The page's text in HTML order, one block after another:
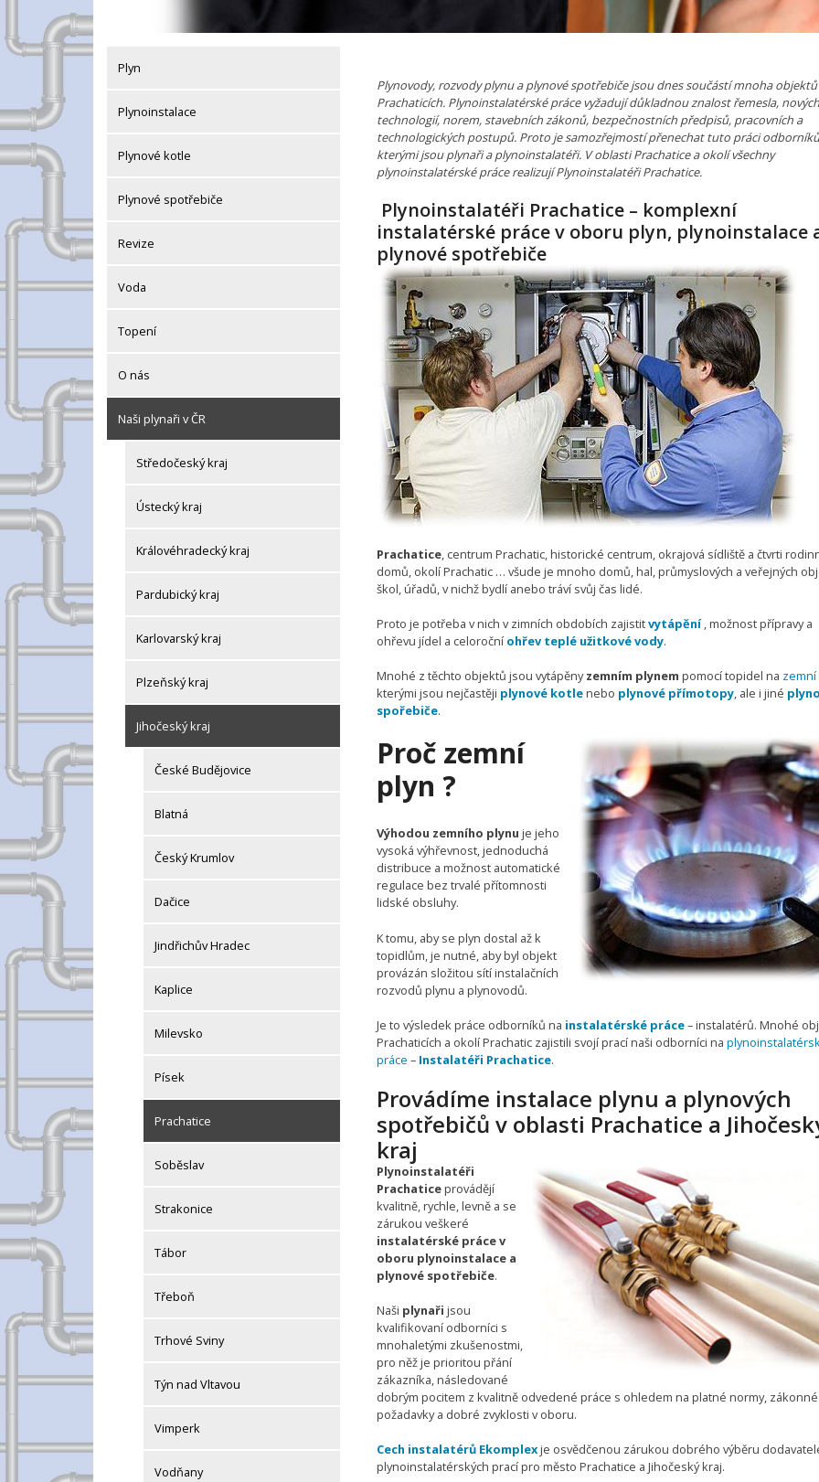
Plyn
Plynoinstalace
Plynové kotle
Plynové spotřebiče
Revize
Voda
Topení
O nás
Naši plynaři v ČR
Středočeský kraj
Ústecký kraj
Královéhradecký kraj
Pardubický kraj
Karlovarský kraj
Plzeňský kraj
Jihočeský kraj
České Budějovice
Blatná
Český Krumlov
Dačice
Jindřichův Hradec
Kaplice
Milevsko
Písek
Prachatice
Soběslav
Strakonice
Tábor
Třeboň
Trhové Sviny
Týn nad Vltavou
Vimperk
Vodňany
Plynovody, rozvody plynu a plynové spotřebiče jsou dnes součástí mnoha objektů
Prachaticích. Plynoinstalatérské práce vyžadují důkladnou znalost řemesla, nových
technologií, norem, stavebních zákonů, bezpečnostních předpisů, pracovních a
technologických postupů. Proto je samozřejmostí přenechat tuto práci
kterými jsou plynaři a plynoinstalatéři. V oblasti Prachatice a okolí všechny
plynoinstalatérské práce realizují Plynoinstalatéři Prachatice.
Plynoinstalatéři Prachatice – komplexní
instalatérské práce v oboru plyn, plynoinstalace
plynové spotřebiče
Prachatice, centrum Prachatic, historické centrum, okrajová sídliště a čtvrti
domů, okolí Prachatic … všude je mnoho domů, hal, průmyslových a veřejných
škol, úřadů, v nichž bydlí anebo tráví svůj čas lidé.
Proto je potřeba v nich v zimních obdobích zajistitvytápění, možnost přípravy a
ohřevu jídel a celoroční ohřev teplé užitkové vody.
Mnohé z těchto objektů jsou vytápěnyzemním plynem pomocí topidel na
kterými jsou nejčastěji plynové kotlenebo plynové přímotopy, ale i jiné
spořebiče.
Proč zemní
plyn ?
Výhodou zemního plynu je jeho
vysoká výhřevnost, jednoduchá
distribuce a možnost automatické
regulace bez trvalé přítomnosti
lidské obsluhy.
K tomu, aby se plyn dostal až k
topidlům, je nutné, aby byl objekt
provázán složitou sítí instalačních
rozvodů plynu a plynovodů.
Je to výsledek práce odborníků na instalatérské práce– instalatérů. Mnohé
Prachaticích a okolí Prachatic zajistili svojí prací naši odborníci na
práce – Instalatéři Prachatice.
Provádíme instalace plynu a plynových
spotřebičů v oblasti Prachatice a
kraj
Plynoinstalatéři
Prachaticeprovádějí
kvalitně, rychle, levně a se
zárukou veškeré
instalatérské práce v
oboru plynoinstalace a
plynové spotřebiče.
Naši plynaři jsou
kvalifikovaní odborníci s
mnohaletými zkušenostmi,
pro něž je prioritou přání
zákazníka, následované
dobrým pocitem z kvalitně odvedené práce s ohledem na platné normy, zákonné
požadavky a dobré zvyklosti v oboru.
Cech instalatérů Ekomplexje osvědčenou zárukou dobrého výběru
plynoinstalatérských prací pro město Prachatice a Jihočeský kraj.